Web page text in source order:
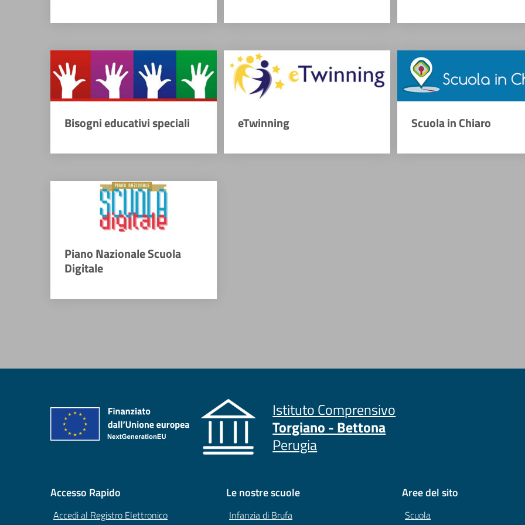
Bisogni educativi speciali eTwinning Scuola in Chiaro
Piano Nazionale Scuola
Digitale
Istituto Comprensivo
Torgiano - Bettona
Perugia
Accesso Rapido
Accedi al Registro Elettronico
Le nostre scuole
Infanzia di Brufa
Aree del sito
Scuola